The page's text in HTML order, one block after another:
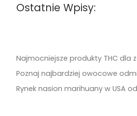
Ostatnie Wpisy:
Najmocniejsze produkty THC dla
Poznaj najbardziej owocowe
Rynek nasion marihuany w USA